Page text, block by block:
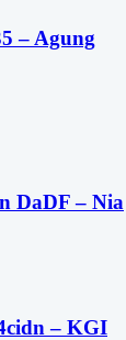
– Agung
DaDF – Nia
– KGI